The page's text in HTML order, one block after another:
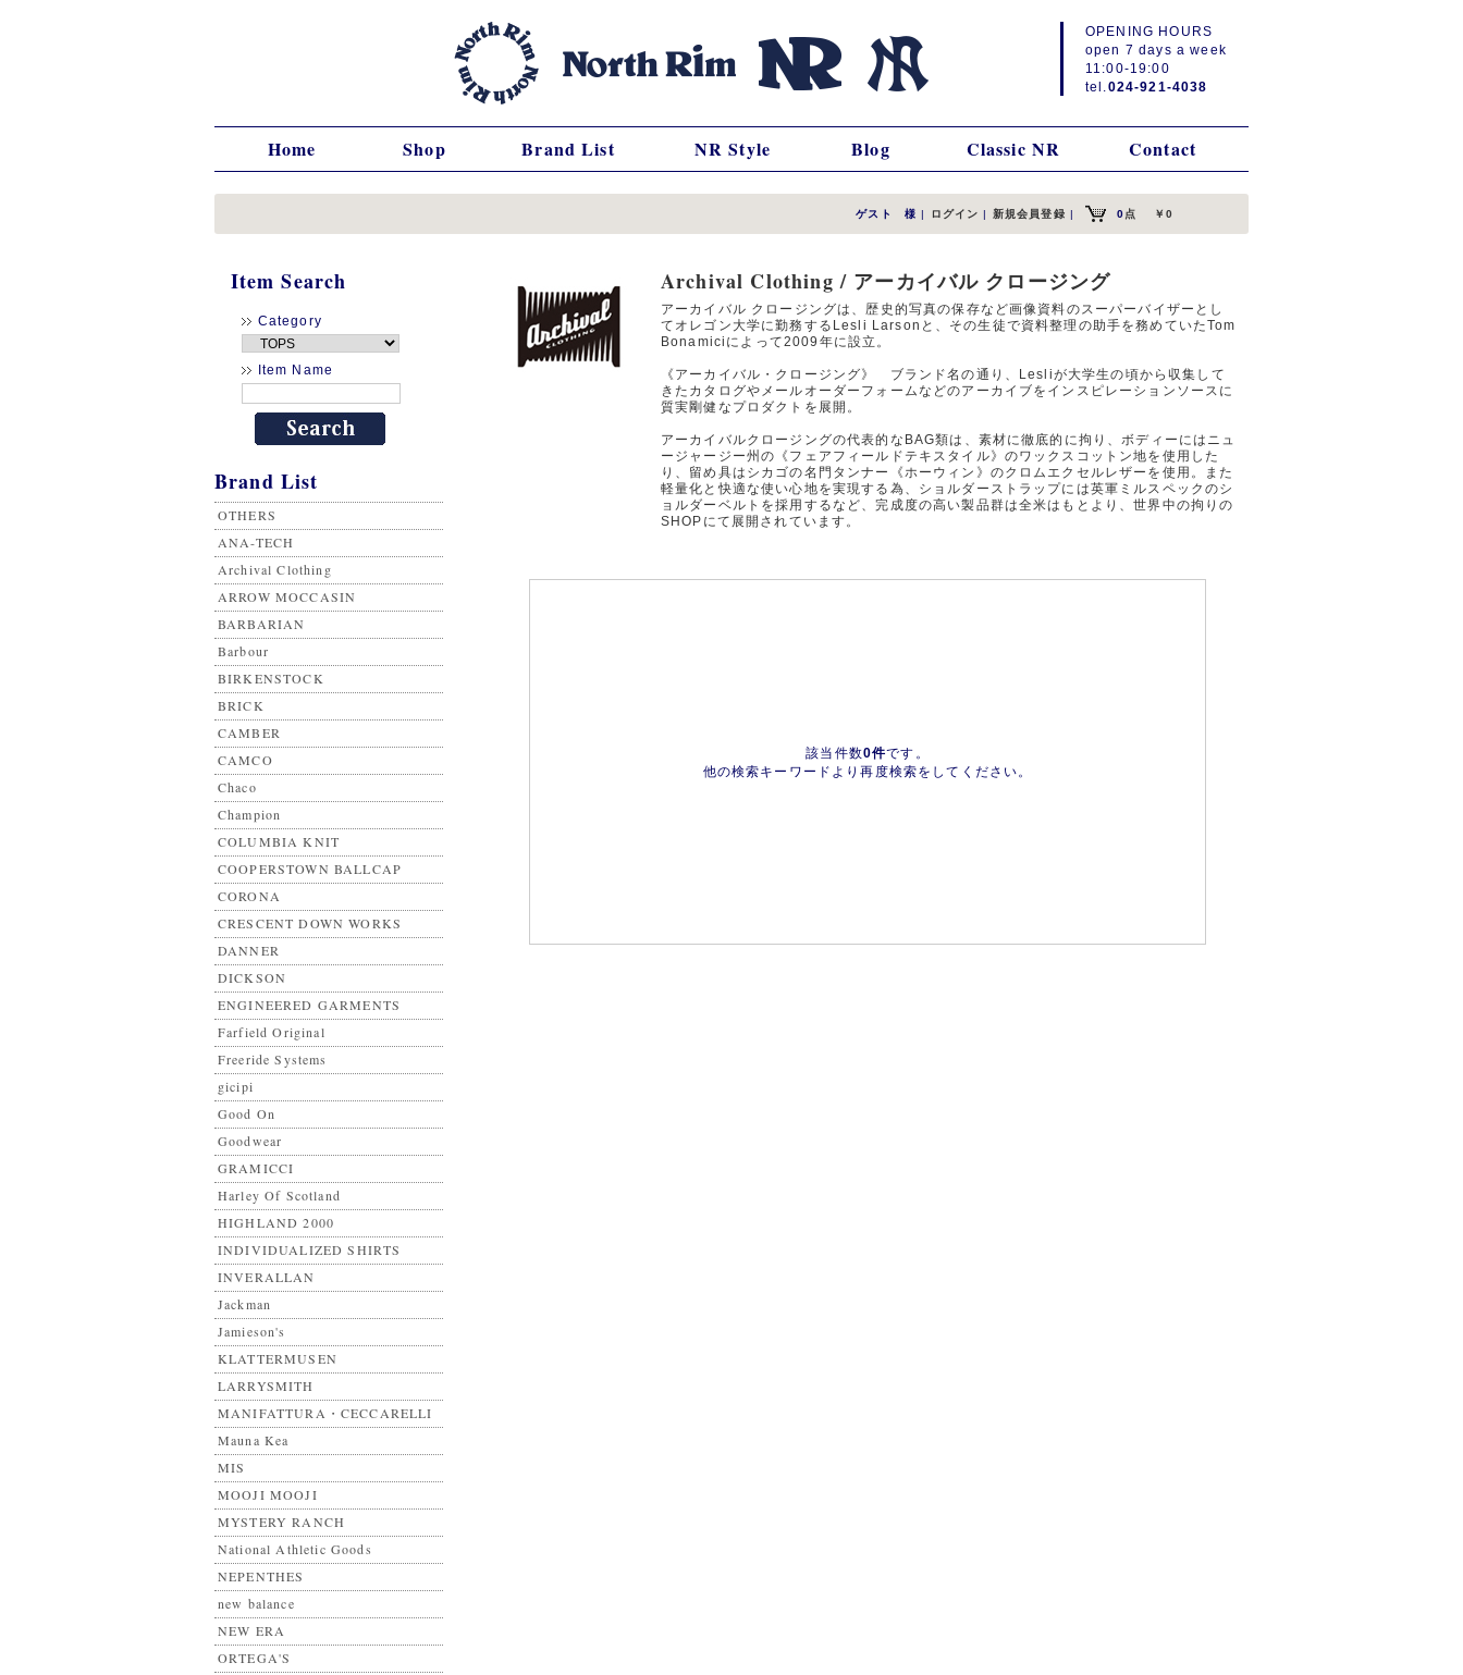
OPENING HOURS
open 7 days a week
11:00-19:00
tel. 024-921-4038
Home Shop Brand List NR Style Blog Classic NR Contact
ゲスト 様 | ログイン | 新規会員登録 | 0点 ￥0
Item Search
Category
Item Name
Brand List
OTHERS
ANA-TECH
Archival Clothing
ARROW MOCCASIN
BARBARIAN
Barbour
BIRKENSTOCK
BRICK
CAMBER
CAMCO
Chaco
Champion
COLUMBIA KNIT
COOPERSTOWN BALLCAP
CORONA
CRESCENT DOWN WORKS
DANNER
DICKSON
ENGINEERED GARMENTS
Farfield Original
Freeride Systems
gicipi
Good On
Goodwear
GRAMICCI
Harley Of Scotland
HIGHLAND 2000
INDIVIDUALIZED SHIRTS
INVERALLAN
Jackman
Jamieson's
KLATTERMUSEN
LARRYSMITH
MANIFATTURA・CECCARELLI
Mauna Kea
MIS
MOOJI MOOJI
MYSTERY RANCH
National Athletic Goods
NEPENTHES
new balance
NEW ERA
ORTEGA'S
Archival Clothing / アーカイバル クロージング
アーカイバル クロージングは、歴史的写真の保存など画像資料のスーパーバイザーとし
てオレゴン大学に勤務するLesli Larsonと、その生徒で資料整理の助手を務めていたTom
Bonamiciによって2009年に設立。
《アーカイバル・クロージング》 ブランド名の通り、Lesliが大学生の頃から収集して
きたカタログやメールオーダーフォームなどのアーカイブをインスピレーションソースに
質実剛健なプロダクトを展開。
アーカイバルクロージングの代表的なBAG類は、素材に徹底的に拘り、ボディーにはニュ
ージャージー州の《フェアフィールドテキスタイル》のワックスコットン地を使用した
り、留め具はシカゴの名門タンナー《ホーウィン》のクロムエクセルレザーを使用。また
軽量化と快適な使い心地を実現する為、ショルダーストラップには英軍ミルスペックのシ
ョルダーベルトを採用するなど、完成度の高い製品群は全米はもとより、世界中の拘りの
SHOPにて展開されています。
該当件数0件です。
他の検索キーワードより再度検索をしてください。